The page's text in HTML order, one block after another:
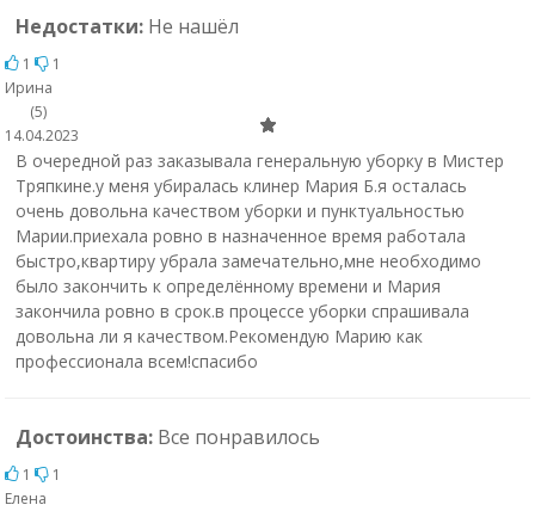
Недостатки: Не нашёл
1
1
Ирина
(5)
14.04.2023
В очередной раз заказывала генеральную уборку в Мистер
Тряпкине.у меня убиралась клинер Мария Б.я осталась
очень довольна качеством уборки и пунктуальностью
Марии.приехала ровно в назначенное время работала
быстро,квартиру убрала замечательно,мне необходимо
было закончить к определённому времени и Мария
закончила ровно в срок.в процессе уборки спрашивала
довольна ли я качеством.Рекомендую Марию как
профессионала всем!спасибо
Достоинства: Все понравилось
1
1
Елена